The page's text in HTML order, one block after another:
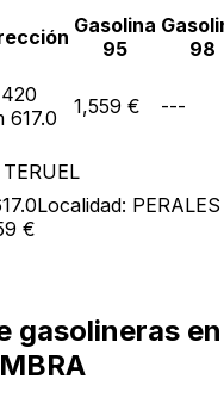
Gasolina
95
98
617.0
1,559 € ---
Localidad:
€
gasolineras en